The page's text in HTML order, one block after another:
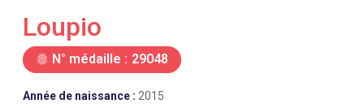
Loupio
fingerprint N° médaille : 29048
Année de naissance : 2015